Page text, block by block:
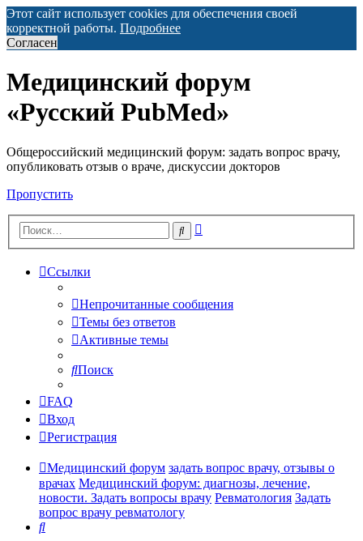
Этот сайт использует cookies для обеспечения своей
корректной работы. Подробнее
Согласен
Медицинский форум
«Русский PubMed»
Общероссийский медицинский форум: задать вопрос врачу,
опубликовать отзыв о враче, дискуссии докторов
Пропустить
Поиск
Ссылки
Непрочитанные сообщения
Темы без ответов
Активные темы
Поиск
FAQ
Вход
Регистрация
Медицинский форум задать вопрос врачу, отзывы о
врачах Медицинский форум: диагнозы, лечение,
новости. Задать вопросы врачу Ревматология Задать
вопрос врачу ревматологу
Поиск